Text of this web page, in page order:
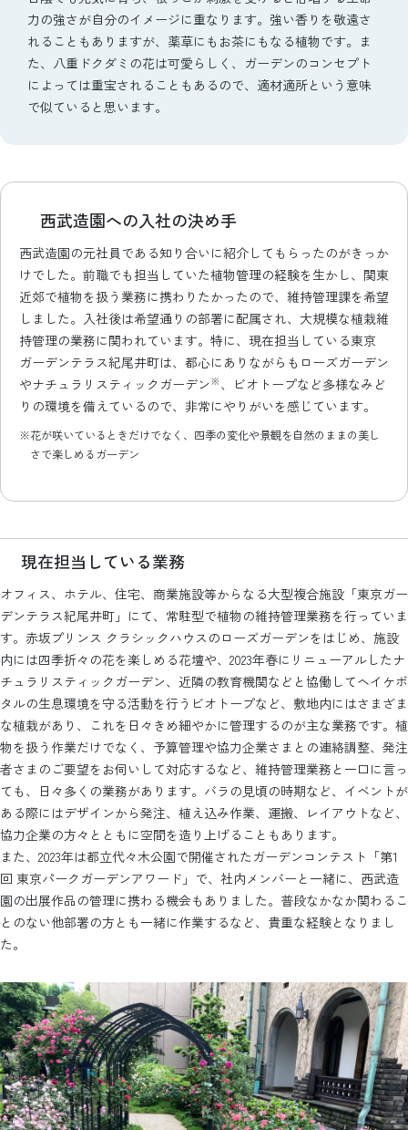
力の強さが自分のイメージに重なります。強い香りを敬遠さ
れることもありますが、薬草にもお茶にもなる植物です。ま
た、八重ドクダミの花は可愛らしく、ガーデンのコンセプト
によっては重宝されることもあるので、適材適所という意味
で似ていると思います。
西武造園への入社の決め手
西武造園の元社員である知り合いに紹介してもらったのがきっか
けでした。前職でも担当していた植物管理の経験を生かし、関東
近郊で植物を扱う業務に携わりたかったので、維持管理課を希望
しました。入社後は希望通りの部署に配属され、大規模な植栽維
持管理の業務に関われています。特に、現在担当している東京
ガーデンテラス紀尾井町は、都心にありながらもローズガーデン
やナチュラリスティックガーデン※ 、ビオトープなど多様なみど
りの環境を備えているので、非常にやりがいを感じています。
※花が咲いているときだけでなく、四季の変化や景観を自然のままの美し
さで楽しめるガーデン
現在担当している業務
オフィス、ホテル、住宅、商業施設等からなる大型複合施設「東京ガー
デンテラス紀尾井町」にて、常駐型で植物の維持管理業務を行っていま
す。赤坂プリンス クラシックハウスのローズガーデンをはじめ、施設
内には四季折々の花を楽しめる花壇や、2023年春にリニューアルしたナ
チュラリスティックガーデン、近隣の教育機関などと協働してヘイケボ
タルの生息環境を守る活動を行うビオトープなど、敷地内にはさまざま
な植栽があり、これを日々きめ細やかに管理するのが主な業務です。植
物を扱う作業だけでなく、予算管理や協力企業さまとの連絡調整、発注
者さまのご要望をお伺いして対応するなど、維持管理業務と一口に言っ
ても、日々多くの業務があります。バラの見頃の時期など、イベントが
ある際にはデザインから発注、植え込み作業、運搬、レイアウトなど、
協力企業の方々とともに空間を造り上げることもあります。
また、2023年は都立代々木公園で開催されたガーデンコンテスト「第1
回 東京パークガーデンアワード」で、社内メンバーと一緒に、西武造
園の出展作品の管理に携わる機会もありました。普段なかなか関わるこ
とのない他部署の方とも一緒に作業するなど、貴重な経験となりまし
た。